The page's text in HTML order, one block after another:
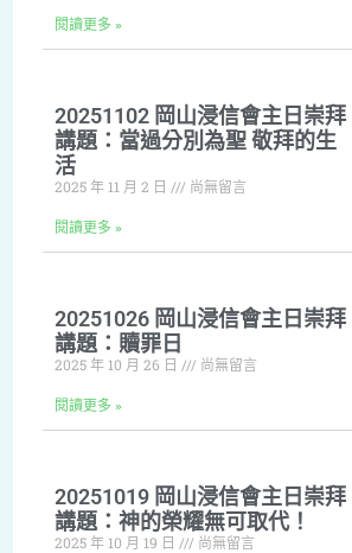
閱讀更多 »
20251102 岡山浸信會主日崇拜
講題：當過分別為聖 敬拜的生
活
2025 年 11 月 2 日 尚無留言
閱讀更多 »
20251026 岡山浸信會主日崇拜
講題：贖罪日
2025 年 10 月 26 日 尚無留言
閱讀更多 »
20251019 岡山浸信會主日崇拜
講題：神的榮耀無可取代！
2025 年 10 月 19 日 尚無留言